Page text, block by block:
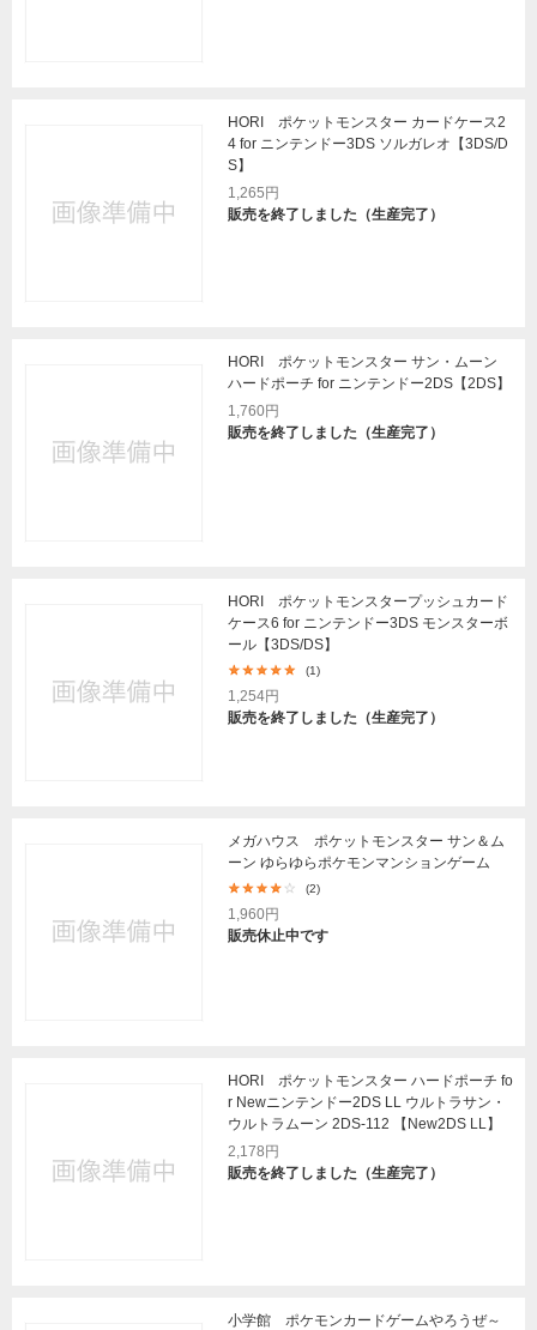
HORI ポケットモンスター カードケース2
4 for ニンテンドー3DS ソルガレオ【3DS/D
S】
1,265円
販売を終了しました（生産完了）
HORI ポケットモンスター サン・ムーン
ハードポーチ for ニンテンドー2DS【2DS】
1,760円
販売を終了しました（生産完了）
HORI ポケットモンスタープッシュカード
ケース6 for ニンテンドー3DS モンスターボ
ール【3DS/DS】
(1)
1,254円
販売を終了しました（生産完了）
メガハウス ポケットモンスター サン＆ム
ーン ゆらゆらポケモンマンションゲーム
(2)
1,960円
販売休止中です
HORI ポケットモンスター ハードポーチ fo
r Newニンテンドー2DS LL ウルトラサン・
ウルトラムーン 2DS-112 【New2DS LL】
2,178円
販売を終了しました（生産完了）
小学館 ポケモンカードゲームやろうぜ～